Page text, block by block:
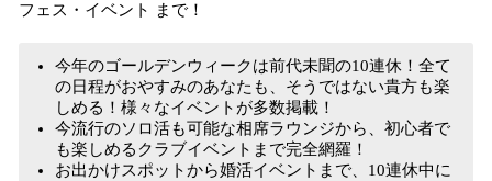
フェス・イベント まで！
今年のゴールデンウィークは前代未聞の10連休！全て
の日程がおやすみのあなたも、そうではない貴方も楽
しめる！様々なイベントが多数掲載！
今流行のソロ活も可能な相席ラウンジから、初心者で
も楽しめるクラブイベントまで完全網羅！
お出かけスポットから婚活イベントまで、10連休中に